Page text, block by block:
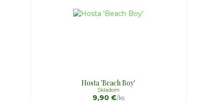
Hosta 'Beach Boy'
9,90 €/ks
Skladom